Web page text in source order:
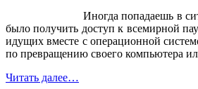
Иногда попадаешь в
было получить доступ к всемирной
идущих вместе с операционной
по превращению своего компьютера
Читать далее…